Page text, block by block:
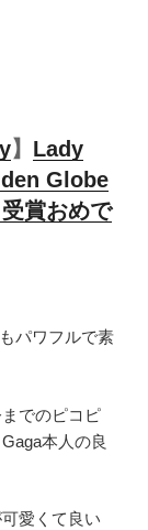
】 Lady
Globe
賞おめで
パワフルで素
でのピコピ
本人の良
愛くて良い